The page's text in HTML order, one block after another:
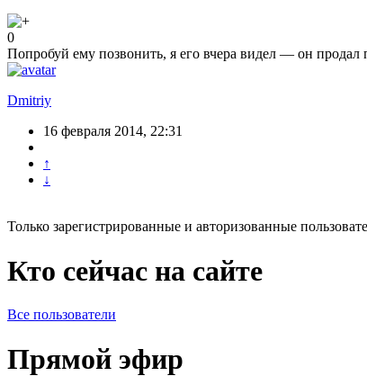
0
Попробуй ему позвонить, я его вчера видел — он продал
Dmitriy
16 февраля 2014, 22:31
↑
↓
Только зарегистрированные и авторизованные
Кто сейчас на сайте
Все пользователи
Прямой эфир